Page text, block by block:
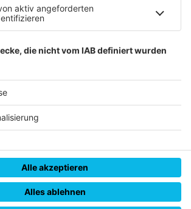
- Eine Marke der Audiotainment Südwest
GmbH & Co. KG